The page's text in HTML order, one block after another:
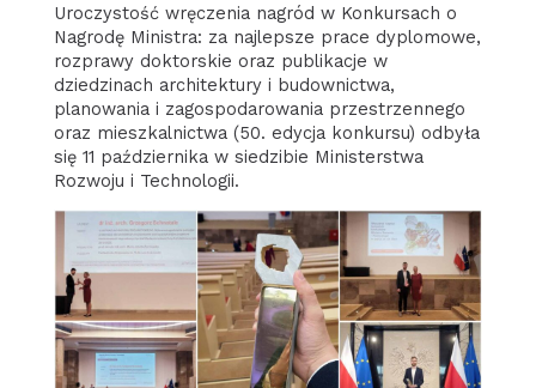
Uroczystość wręczenia nagród w Konkursach o
Nagrodę Ministra: za najlepsze prace dyplomowe,
rozprawy doktorskie oraz publikacje w
dziedzinach architektury i budownictwa,
planowania i zagospodarowania przestrzennego
oraz mieszkalnictwa (50. edycja konkursu) odbyła
się 11 października w siedzibie Ministerstwa
Rozwoju i Technologii.